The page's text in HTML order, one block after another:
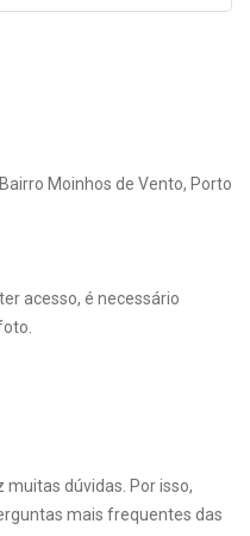
Moinhos de Vento, Porto
acesso, é necessário
dúvidas. Por isso,
mais frequentes das